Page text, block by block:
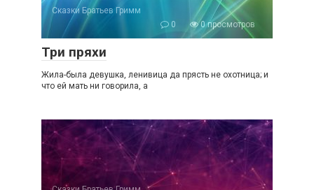
Сказки Братьев Гримм
0
0 просмотров
Три пряхи
Жила-была девушка, ленивица да прясть не охотница; и
что ей мать ни говорила, а